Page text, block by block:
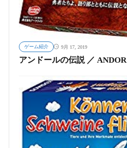
ゲーム紹介 9月 17, 2019
アンドールの伝説 ／ ANDOR